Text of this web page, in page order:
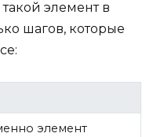
элемент в
шагов, которые
элемент